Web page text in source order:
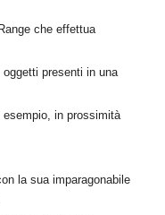
che effettua
presenti in una
in prossimità
la sua imparagonabile